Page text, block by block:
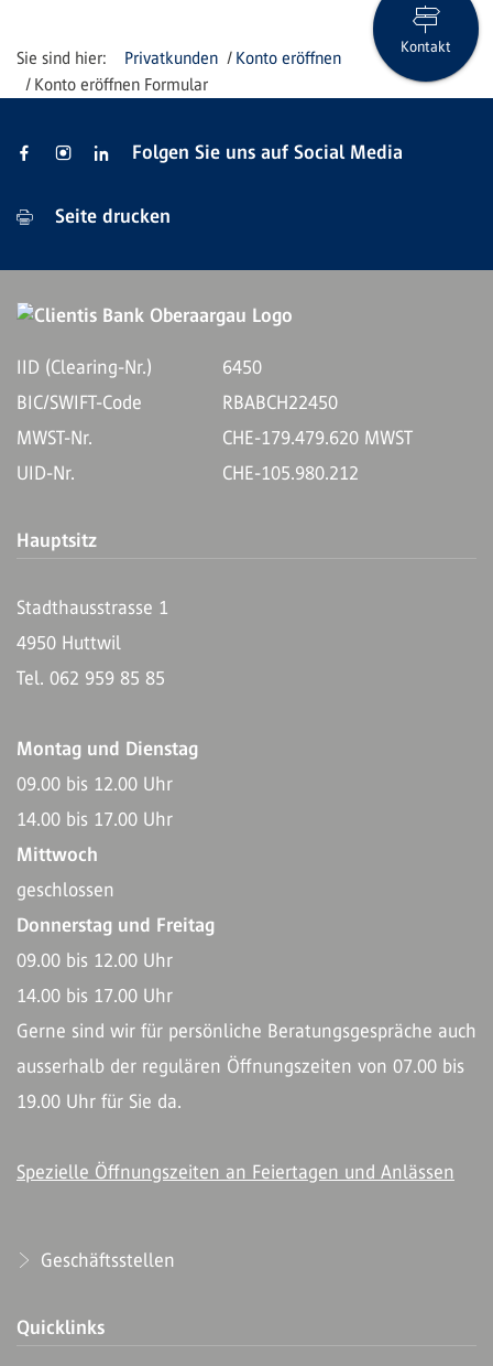
Privatkunden
Konto eröffnen
Konto eröffnen Formular
Kontakt
Folgen Sie uns auf Social Media
Seite drucken
IID (Clearing-Nr.)
6450
BIC/SWIFT-Code
RBABCH22450
MWST-Nr.
CHE-179.479.620 MWST
UID-Nr.
CHE-105.980.212
Hauptsitz
Stadthausstrasse 1
4950 Huttwil
Tel. 062 959 85 85
Montag und Dienstag
09.00 bis 12.00 Uhr
14.00 bis 17.00 Uhr
Mittwoch
geschlossen
Donnerstag und Freitag
09.00 bis 12.00 Uhr
14.00 bis 17.00 Uhr
Gerne sind wir für persönliche Beratungsgespräche auch
ausserhalb der regulären Öffnungszeiten von 07.00 bis
19.00 Uhr für Sie da.
Spezielle Öffnungszeiten an Feiertagen und Anlässen
Geschäftsstellen
Quicklinks